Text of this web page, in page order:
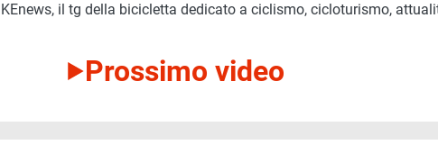
il tg della bicicletta dedicato a ciclismo, cicloturismo,
Prossimo video